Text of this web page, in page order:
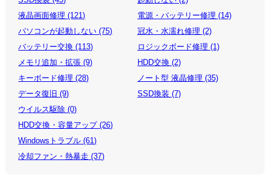
液晶画面修理 (121)
パソコンが起動しない (75)
バッテリー交換 (113)
メモリ追加・拡張 (9)
キーボード修理 (28)
データ復旧 (9)
ウイルス駆除 (0)
HDD交換・容量アップ (26)
Windowsトラブル (61)
冷却ファン・熱暴走 (37)
電源・バッテリー修理 (14)
冠水・水濡れ修理 (2)
ロジックボード修理 (1)
HDD交換 (2)
ノート型 液晶修理 (35)
SSD換装 (7)